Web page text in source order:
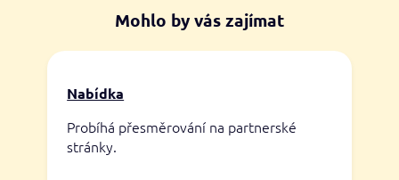
Mohlo by vás zajímat
Nabídka
Probíhá přesměrování na partnerské
stránky.